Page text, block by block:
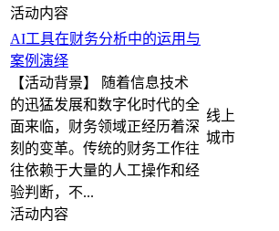
AI工具在财务分析中的运用与
案例演绎
【活动背景】 随着信息技术
的迅猛发展和数字化时代的全
面来临，财务领域正经历着深
刻的变革。传统的财务工作往
往依赖于大量的人工操作和经
验判断，不...
线上